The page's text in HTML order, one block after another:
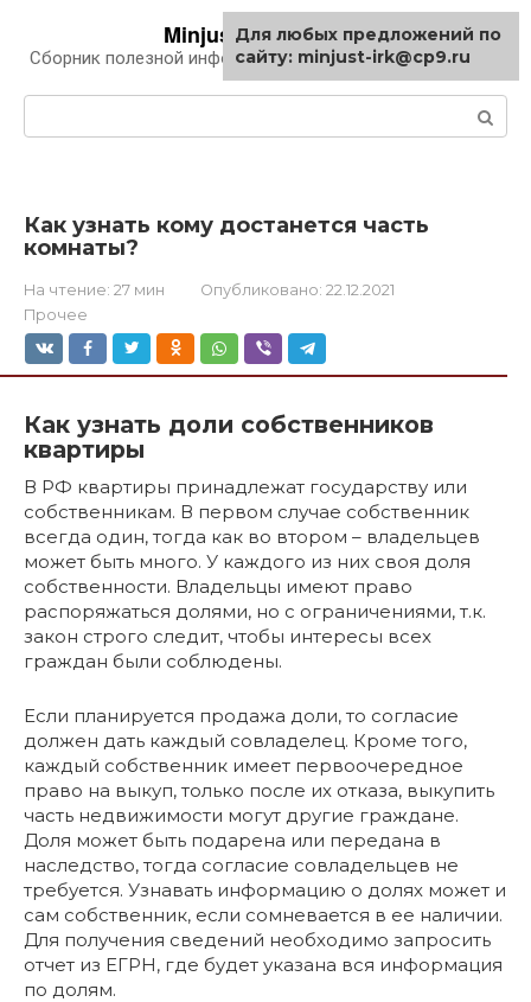
контенту
Minjust-irk.ru
Сборник полезной информации про автомобили
Как узнать кому достанется часть
комнаты?
На чтение: 27 мин Опубликовано: 22.12.2021
Прочее
Как узнать доли собственников
квартиры
В РФ квартиры принадлежат государству или
собственникам. В первом случае собственник
всегда один, тогда как во втором – владельцев
может быть много. У каждого из них своя доля
собственности. Владельцы имеют право
распоряжаться долями, но с ограничениями, т.к.
закон строго следит, чтобы интересы всех
граждан были соблюдены.
Если планируется продажа доли, то согласие
должен дать каждый совладелец. Кроме того,
каждый собственник имеет первоочередное
право на выкуп, только после их отказа, выкупить
часть недвижимости могут другие граждане.
Доля может быть подарена или передана в
наследство, тогда согласие совладельцев не
требуется. Узнавать информацию о долях может и
сам собственник, если сомневается в ее наличии.
Для получения сведений необходимо запросить
отчет из ЕГРН, где будет указана вся информация
по долям.
Для любых предложений по
сайту: minjust-irk@cp9.ru